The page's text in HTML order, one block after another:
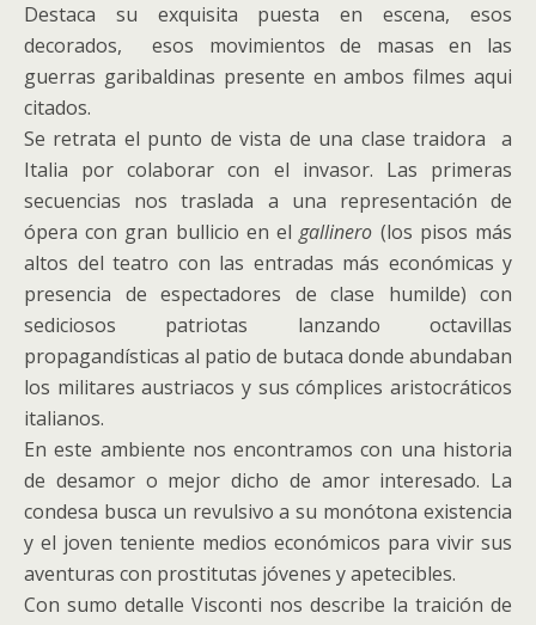
Destaca su exquisita puesta en escena, esos
decorados, esos movimientos de masas en las
guerras garibaldinas presente en ambos filmes aqui
citados.
Se retrata el punto de vista de una clase traidora a
Italia por colaborar con el invasor. Las primeras
secuencias nos traslada a una representación de
ópera con gran bullicio en elgallinero (los pisos más
altos del teatro con las entradas más económicas y
presencia de espectadores de clase humilde) con
sediciosos patriotas lanzando octavillas
propagandísticas al patio de butaca donde abundaban
los militares austriacos y sus cómplices aristocráticos
italianos.
En este ambiente nos encontramos con una historia
de desamor o mejor dicho de amor interesado. La
condesa busca un revulsivo a su monótona existencia
y el joven teniente medios económicos para vivir sus
aventuras con prostitutas jóvenes y apetecibles.
Con sumo detalle Visconti nos describe la traición de